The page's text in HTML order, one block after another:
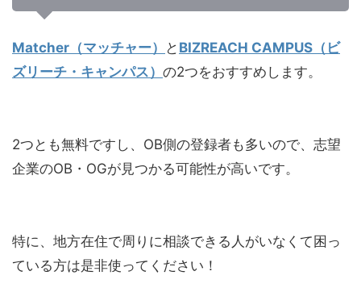
Matcher（マッチャー） と BIZREACH CAMPUS（ビ
ズリーチ・キャンパス） の2つをおすすめします。
2つとも無料ですし、OB側の登録者も多いので、志望
企業のOB・OGが見つかる可能性が高いです。
特に、地方在住で周りに相談できる人がいなくて困っ
ている方は是非使ってください！